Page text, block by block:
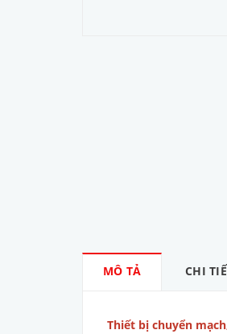
MÔ TẢ CHI
Thiết bị chuyển